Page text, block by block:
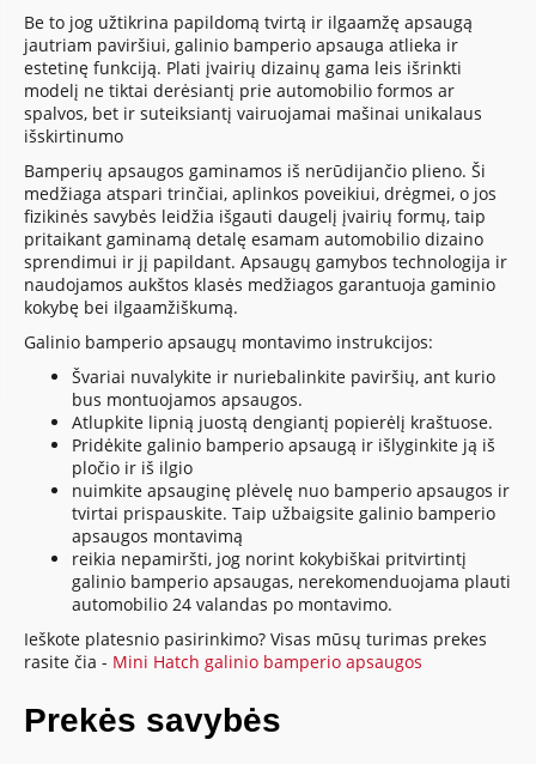
Be to jog užtikrina papildomą tvirtą ir ilgaamžę apsaugą
jautriam paviršiui, galinio bamperio apsauga atlieka ir
estetinę funkciją. Plati įvairių dizainų gama leis išrinkti
modelį ne tiktai derėsiantį prie automobilio formos ar
spalvos, bet ir suteiksiantį vairuojamai mašinai unikalaus
išskirtinumo
Bamperių apsaugos gaminamos iš nerūdijančio plieno. Ši
medžiaga atspari trinčiai, aplinkos poveikiui, drėgmei, o jos
fizikinės savybės leidžia išgauti daugelį įvairių formų, taip
pritaikant gaminamą detalę esamam automobilio dizaino
sprendimui ir jį papildant. Apsaugų gamybos technologija ir
naudojamos aukštos klasės medžiagos garantuoja gaminio
kokybę bei ilgaamžiškumą.
Galinio bamperio apsaugų montavimo instrukcijos:
Švariai nuvalykite ir nuriebalinkite paviršių, ant kurio
bus montuojamos apsaugos.
Atlupkite lipnią juostą dengiantį popierėlį kraštuose.
Pridėkite galinio bamperio apsaugą ir išlyginkite ją iš
pločio ir iš ilgio
nuimkite apsauginę plėvelę nuo bamperio apsaugos ir
tvirtai prispauskite. Taip užbaigsite galinio bamperio
apsaugos montavimą
reikia nepamiršti, jog norint kokybiškai pritvirtintį
galinio bamperio apsaugas, nerekomenduojama plauti
automobilio 24 valandas po montavimo.
Ieškote platesnio pasirinkimo? Visas mūsų turimas prekes
rasite čia - Mini Hatch galinio bamperio apsaugos
Prekės savybės